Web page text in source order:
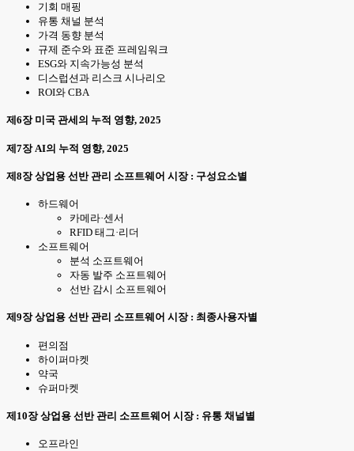
기회 매핑
유통 채널 분석
가격 동향 분석
규제 준수와 표준 프레임워크
ESG와 지속가능성 분석
디스럽션과 리스크 시나리오
ROI와 CBA
제6장 미국 관세의 누적 영향, 2025
제7장 AI의 누적 영향, 2025
제8장 상업용 선반 관리 소프트웨어 시장 : 구성요소별
하드웨어
카메라·센서
RFID 태그·리더
소프트웨어
분석 소프트웨어
자동 발주 소프트웨어
선반 감시 소프트웨어
제9장 상업용 선반 관리 소프트웨어 시장 : 최종사용자별
편의점
하이퍼마켓
약국
슈퍼마켓
제10장 상업용 선반 관리 소프트웨어 시장 : 유통 채널별
오프라인